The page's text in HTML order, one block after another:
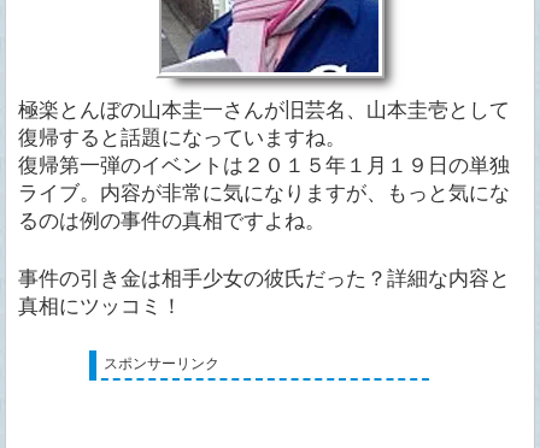
極楽とんぼの山本圭一さんが旧芸名、山本圭壱として
復帰すると話題になっていますね。
復帰第一弾のイベントは２０１５年１月１９日の単独
ライブ。内容が非常に気になりますが、もっと気にな
るのは例の事件の真相ですよね。
事件の引き金は相手少女の彼氏だった？詳細な内容と
真相にツッコミ！
スポンサーリンク